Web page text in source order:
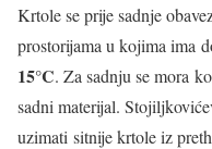
Krtole se prije sadnje
prostorijama u kojima ima
15°C. Za sadnju se mora
sadni materijal.
uzimati sitnije krtole iz